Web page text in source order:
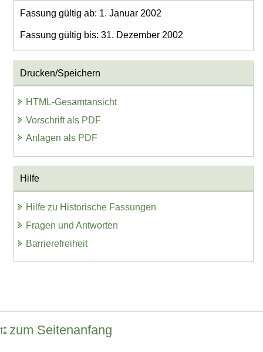
Fassung gültig ab: 1. Januar 2002
Fassung gültig bis: 31. Dezember 2002
Drucken/Speichern
HTML-Gesamtansicht
Vorschrift als PDF
Anlagen als PDF
Hilfe
Hilfe zu Historische Fassungen
Fragen und Antworten
Barrierefreiheit
zum Seitenanfang